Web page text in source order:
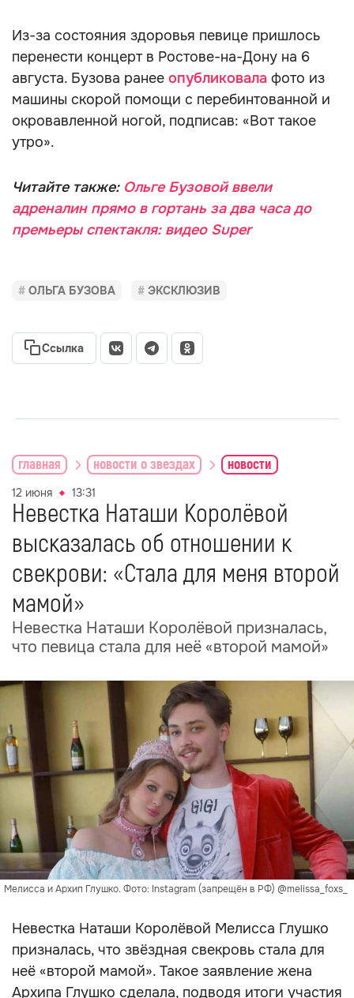
Из-за состояния здоровья певице пришлось
перенести концерт в Ростове-на-Дону на 6
августа. Бузова ранее опубликовала фото из
машины скорой помощи с перебинтованной и
окровавленной ногой, подписав: «Вот такое
утро».
Читайте также: Ольге Бузовой ввели
адреналин прямо в гортань за два часа до
премьеры спектакля: видео Super
ОЛЬГА БУЗОВА ЭКСКЛЮЗИВ
Ссылка
главная новости о звездах новости
12 июня 13:31
Невестка Наташи Королёвой
высказалась об отношении к
свекрови: «Стала для меня второй
мамой»
Невестка Наташи Королёвой призналась,
что певица стала для неё «второй мамой»
Мелисса и Архип Глушко. Фото: Instagram (запрещён в РФ) @melissa_foxs_
Невестка Наташи Королёвой Мелисса Глушко
призналась, что звёздная свекровь стала для
неё «второй мамой». Такое заявление жена
Архипа Глушко сделала, подводя итоги участия